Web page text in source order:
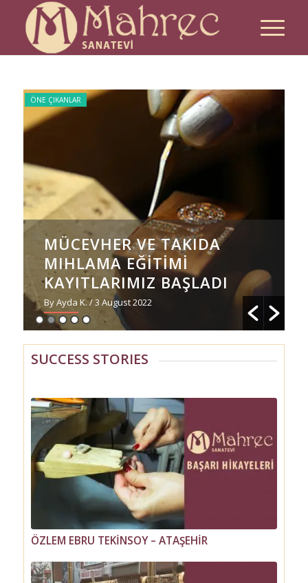
ÖNE ÇIKANLAR
MÜCEVHER VE TAKIDA
MIHLAMA EĞİTİMİ
KAYITLARIMIZ BAŞLADI
By Ayda K./ 3 August 2022
SUCCESS STORIES
ÖZLEM EBRU TEKİNSOY – ATAŞEHİR
ANIL YURDAN – SULTANAHMET